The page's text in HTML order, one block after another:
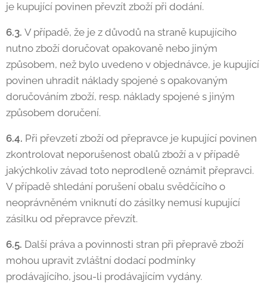
je kupující povinen převzít zboží při dodání.
6.3. V případě, že je z důvodů na straně kupujícího
nutno zboží doručovat opakovaně nebo jiným
způsobem, než bylo uvedeno v objednávce, je kupující
povinen uhradit náklady spojené s opakovaným
doručováním zboží, resp. náklady spojené s jiným
způsobem doručení.
6.4. Při převzetí zboží od přepravce je kupující povinen
zkontrolovat neporušenost obalů zboží a v případě
jakýchkoliv závad toto neprodleně oznámit přepravci.
V případě shledání porušení obalu svědčícího o
neoprávněném vniknutí do zásilky nemusí kupující
zásilku od přepravce převzít.
6.5. Další práva a povinnosti stran při přepravě zboží
mohou upravit zvláštní dodací podmínky
prodávajícího, jsou-li prodávajícím vydány.